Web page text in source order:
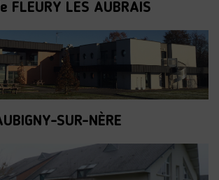
FLEURY LES AUBRAIS
SUR-NÈRE